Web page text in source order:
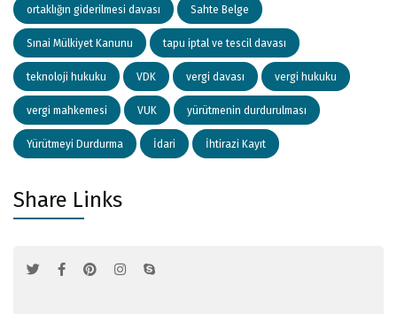
ortaklığın giderilmesi davası Sahte Belge
Sınai Mülkiyet Kanunu tapu iptal ve tescil davası
teknoloji hukuku VDK vergi davası vergi hukuku
vergi mahkemesi VUK yürütmenin durdurulması
Yürütmeyi Durdurma İdari İhtirazi Kayıt
Share Links